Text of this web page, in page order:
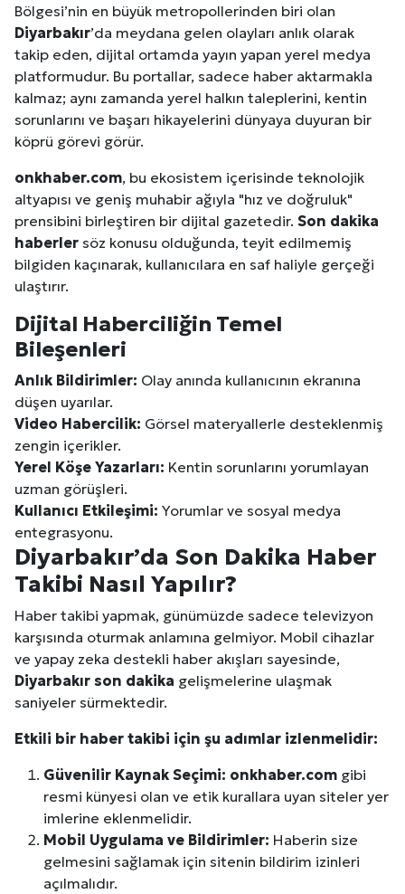
Bölgesi’nin en büyük metropollerinden biri olan
Diyarbakır’da meydana gelen olayları anlık olarak
takip eden, dijital ortamda yayın yapan yerel medya
platformudur. Bu portallar, sadece haber aktarmakla
kalmaz; aynı zamanda yerel halkın taleplerini, kentin
sorunlarını ve başarı hikayelerini dünyaya duyuran bir
köprü görevi görür.
onkhaber.com, bu ekosistem içerisinde teknolojik
altyapısı ve geniş muhabir ağıyla "hız ve doğruluk"
prensibini birleştiren bir dijital gazetedir. Son dakika
haberler söz konusu olduğunda, teyit edilmemiş
bilgiden kaçınarak, kullanıcılara en saf haliyle gerçeği
ulaştırır.
Dijital Haberciliğin Temel
Bileşenleri
Anlık Bildirimler: Olay anında kullanıcının ekranına
düşen uyarılar.
Video Habercilik: Görsel materyallerle desteklenmiş
zengin içerikler.
Yerel Köşe Yazarları: Kentin sorunlarını yorumlayan
uzman görüşleri.
Kullanıcı Etkileşimi: Yorumlar ve sosyal medya
entegrasyonu.
Diyarbakır’da Son Dakika Haber
Takibi Nasıl Yapılır?
Haber takibi yapmak, günümüzde sadece televizyon
karşısında oturmak anlamına gelmiyor. Mobil cihazlar
ve yapay zeka destekli haber akışları sayesinde,
Diyarbakır son dakika gelişmelerine ulaşmak
saniyeler sürmektedir.
Etkili bir haber takibi için şu adımlar izlenmelidir:
Güvenilir Kaynak Seçimi: onkhaber.com gibi
resmi künyesi olan ve etik kurallara uyan siteler yer
imlerine eklenmelidir.
Mobil Uygulama ve Bildirimler: Haberin size
gelmesini sağlamak için sitenin bildirim izinleri
açılmalıdır.